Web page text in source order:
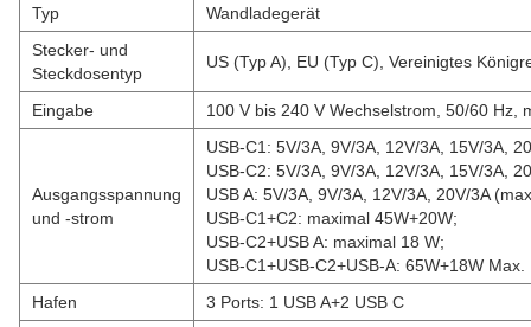
Typ
Wandladegerät
Stecker- und
Steckdosentyp
US (Typ A), EU (Typ C), Vereinigtes
Eingabe 100 V bis 240 V Wechselstrom, 50/60 Hz,
Ausgangsspannung
und -strom
USB-C1: 5V/3A, 9V/3A, 12V/3A, 15V/3A,
USB-C2: 5V/3A, 9V/3A, 12V/3A, 15V/3A,
USB A: 5V/3A, 9V/3A, 12V/3A, 20V/3A
USB-C1+C2: maximal 45W+20W;
USB-C2+USB A: maximal 18 W;
USB-C1+USB-C2+USB-A: 65W+18W Max.
Hafen
3 Ports: 1 USB A+2 USB C